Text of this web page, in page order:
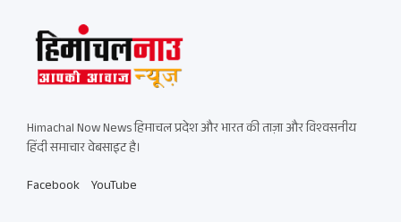
Himachal Now News हिमाचल प्रदेश और भारत की ताज़ा और विश्वसनीय
हिंदी समाचार वेबसाइट है।
Facebook YouTube